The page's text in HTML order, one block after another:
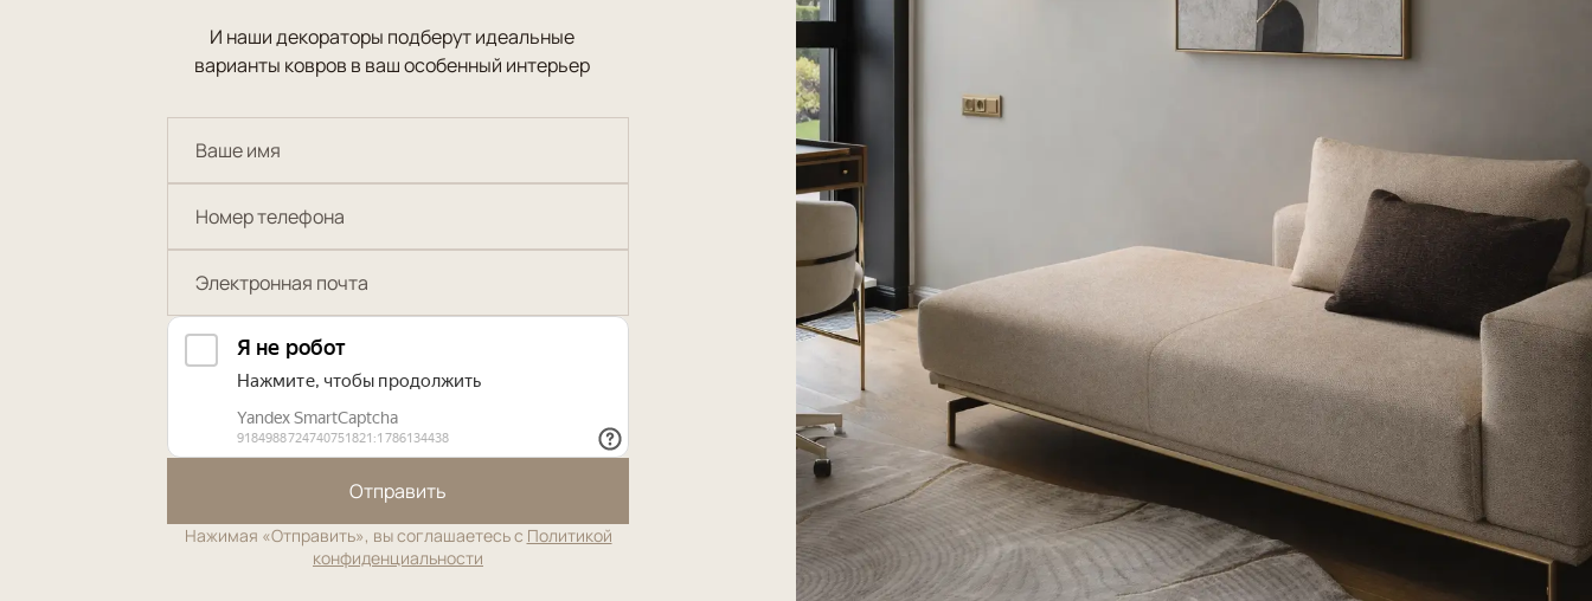
И наши декораторы подберут идеальные
варианты ковров в ваш особенный интерьер
Отправить
Нажимая «Отправить», вы соглашаетесь с Политикой
конфиденциальности